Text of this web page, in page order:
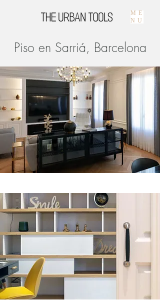
ME
NU
Piso en Sarriá, Barcelona